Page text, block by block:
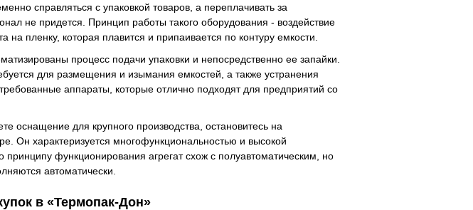
справляться с упаковкой товаров, а переплачивать за
не придется. Принцип работы такого оборудования - воздействие
на пленку, которая плавится и припаивается по контуру емкости.
процесс подачи упаковки и непосредственно ее запайки.
для размещения и изымания емкостей, а также устранения
аппараты, которые отлично подходят для предприятий со
оснащение для крупного производства, остановитесь на
Он характеризуется многофункциональностью и высокой
принципу функционирования агрегат схож с полуавтоматическим, но
автоматически.
в «Термопак-Дон»